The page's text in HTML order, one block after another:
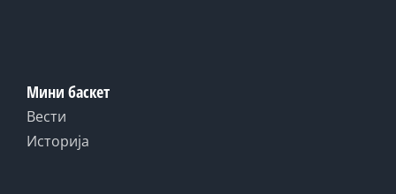
Мини баскет
Вести
Историја